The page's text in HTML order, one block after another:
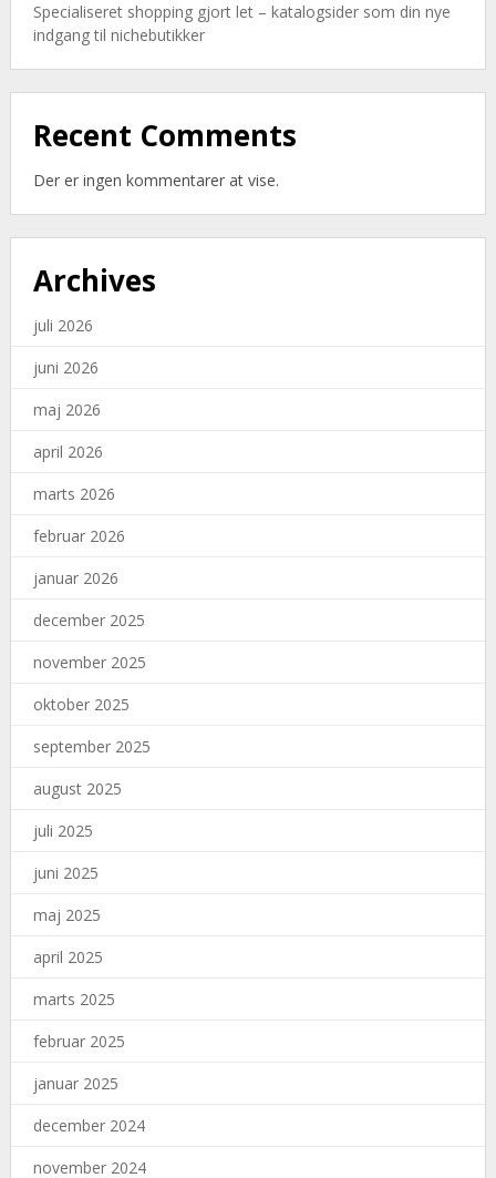
Specialiseret shopping gjort let – katalogsider som din nye
indgang til nichebutikker
Recent Comments
Der er ingen kommentarer at vise.
Archives
juli 2026
juni 2026
maj 2026
april 2026
marts 2026
februar 2026
januar 2026
december 2025
november 2025
oktober 2025
september 2025
august 2025
juli 2025
juni 2025
maj 2025
april 2025
marts 2025
februar 2025
januar 2025
december 2024
november 2024